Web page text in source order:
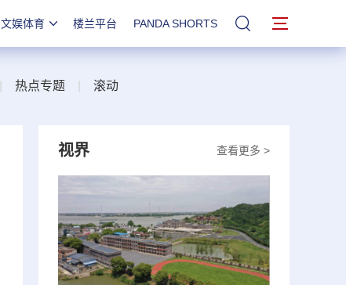
文娱体育 楼兰平台 PANDA SHORTS 站内搜索
热点专题 滚动
查看更多 >
视界